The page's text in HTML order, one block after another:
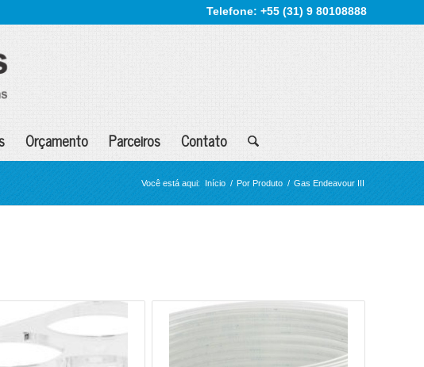
Telefone: +55 (31) 9 80108888
Orçamento Parceiros Contato
Você está aqui: Início / Por Produto / Gas Endeavour III